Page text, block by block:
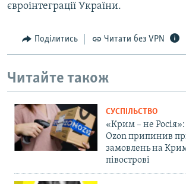
євроінтеграції України.
Поділитись Читати без VPN
Читайте також
СУСПІЛЬСТВО
«Крим – не
Ozon припинив
замовлень на
півострові